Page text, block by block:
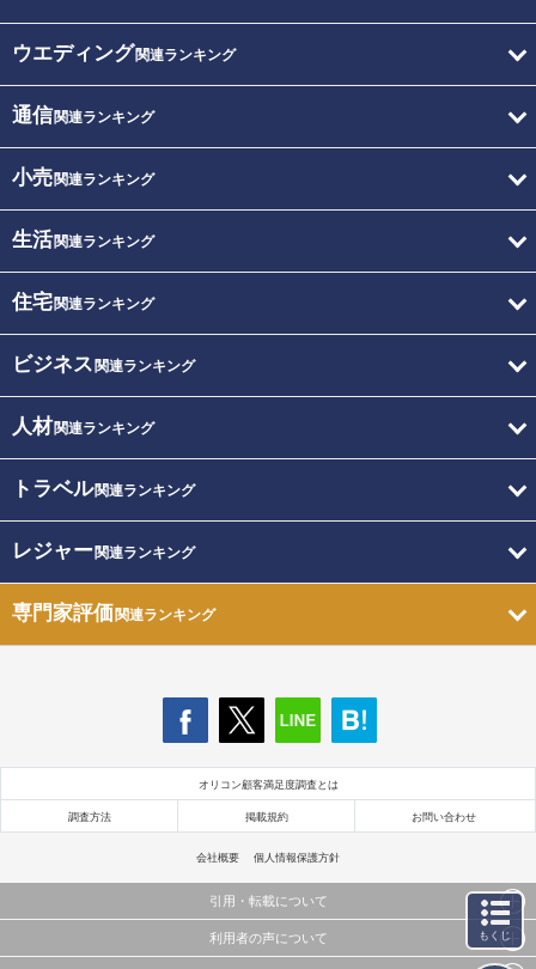
ウエディング関連ランキング
通信関連ランキング
小売関連ランキング
生活関連ランキング
住宅関連ランキング
ビジネス 関連ランキング
人材関連ランキング
トラベル関連ランキング
レジャー関連ランキング
専門家評価関連ランキング
オリコン顧客満足度調査とは
調査方法 掲載規約 お問い合わせ
会社概要 個人情報保護方針
引用・転載について
当サイトで公開されている情報（文字、写真、イラスト、画像データ等）及びこれらの配置・
利用者の声について もくじ